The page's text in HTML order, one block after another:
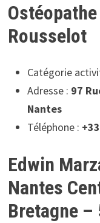
Rousselot
Catégorie
Adresse : 97
Nantes
Téléphone :
Edwin
Nantes
Bretagne –